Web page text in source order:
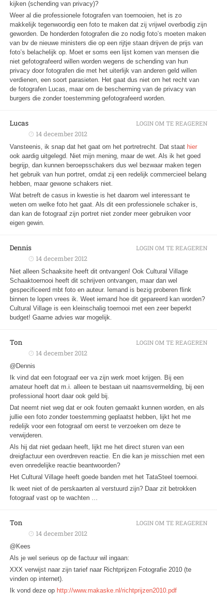
kijken (schending van privacy)?
Weer al die professionele fotografen van toernooien, het is zo
makkelijk tegenwoordig een foto te maken dat zij vrijwel overbodig zijn
geworden. De honderden fotografen die zo nodig foto’s moeten maken
van bv de nieuwe ministers die op een rijtje staan drijven de prijs van
foto’s belachelijk op. Moet er soms een lijst komen van mensen die
niet gefotografeerd willen worden wegens de schending van hun
privacy door fotografen die met het uiterlijk van anderen geld willen
verdienen, een soort parasieten. Het gaat dus niet om het recht van
de fotografen Lucas, maar om de bescherming van de privacy van
burgers die zonder toestemming gefotografeerd worden.
Lucas
14 december 2012
Vansteenis, ik snap dat het gaat om het portretrecht. Dat staat hier
ook aardig uitgelegd. Niet mijn mening, maar de wet. Als ik het goed
begrijp, dan kunnen beroepsschakers dus wel bezwaar maken tegen
het gebruik van hun portret, omdat zij een redelijk commercieel belang
hebben, maar gewone schakers niet.
Wat betreft de casus in kwestie is het daarom wel interessant te
weten om welke foto het gaat. Als dit een professionele schaker is,
dan kan de fotograaf zijn portret niet zonder meer gebruiken voor
eigen gewin.
LOGIN OM TE REAGEREN
Dennis
14 december 2012
Niet alleen Schaaksite heeft dit ontvangen! Ook Cultural Village
Schaaktoernooi heeft dit schrijven ontvangen, maar dan wel
gespecificeerd mbt foto en auteur. Iemand is bezig proberen flink
binnen te lopen vrees ik. Weet iemand hoe dit gepareerd kan worden?
Cultural Village is een kleinschalig toernooi met een zeer beperkt
budget! Gaarne advies war mogelijk.
LOGIN OM TE REAGEREN
Ton
14 december 2012
@Dennis
Ik vind dat een fotograaf eer va zijn werk moet krijgen. Bij een
amateur hoeft dat m.i. alleen te bestaan uit naamsvermelding, bij een
professional hoort daar ook geld bij.
Dat neemt niet weg dat er ook fouten gemaakt kunnen worden, en als
jullie een foto zonder toestemming geplaatst hebben, lijkt het me
redelijk voor een fotograaf om eerst te verzoeken om deze te
verwijderen.
Als hij dat niet gedaan heeft, lijkt me het direct sturen van een
dreigfactuur een overdreven reactie. En die kan je misschien met een
even onredelijke reactie beantwoorden?
Het Cultural Village heeft goede banden met het TataSteel toernooi.
Ik weet niet of de perskaarten al verstuurd zijn? Daar zit betrokken
fotograaf vast op te wachten …
LOGIN OM TE REAGEREN
Ton
14 december 2012
@Kees
Als je wel serieus op de factuur wil ingaan:
XXX verwijst naar zijn tarief naar Richtprijzen Fotografie 2010 (te
vinden op internet).
Ik vond deze op http://www.makaske.nl/richtprijzen2010.pdf
LOGIN OM TE REAGEREN